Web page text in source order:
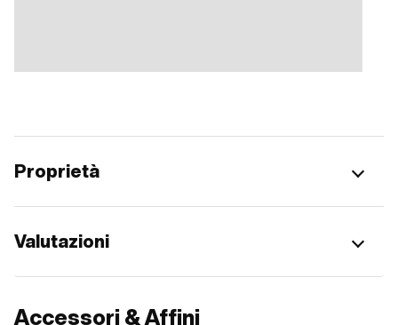
Proprietà
Valutazioni
Accessori & Affini